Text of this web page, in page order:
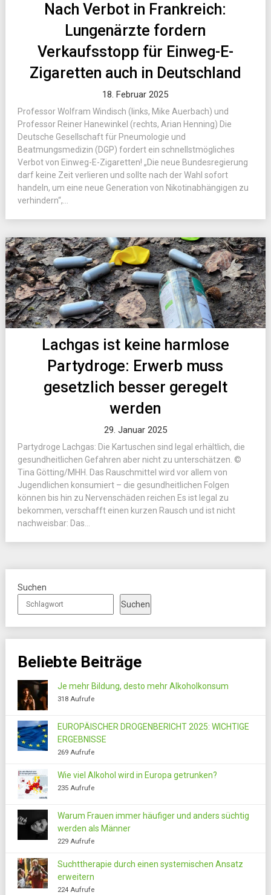
Nach Verbot in Frankreich:
Lungenärzte fordern
Verkaufsstopp für Einweg-E-
Zigaretten auch in Deutschland
18. Februar 2025
Professor Wolfram Windisch (links, Mike Auerbach) und
Professor Reiner Hanewinkel (rechts, Arian Henning) Die
Deutsche Gesellschaft für Pneumologie und
Beatmungsmedizin (DGP) fordert ein schnellstmögliches
Verbot von Einweg-E-Zigaretten! „Die neue Bundesregierung
darf keine Zeit verlieren und sollte nach der Wahl sofort
handeln, um eine neue Generation von Nikotinabhängigen zu
verhindern“,...
Lachgas ist keine harmlose
Partydroge: Erwerb muss
gesetzlich besser geregelt
werden
29. Januar 2025
Partydroge Lachgas: Die Kartuschen sind legal erhältlich, die
gesundheitlichen Gefahren aber nicht zu unterschätzen. ©
Tina Götting/MHH. Das Rauschmittel wird vor allem von
Jugendlichen konsumiert – die gesundheitlichen Folgen
können bis hin zu Nervenschäden reichen Es ist legal zu
bekommen, verschafft einen kurzen Rausch und ist nicht
nachweisbar: Das...
Suchen
Suchen
Beliebte Beiträge
Je mehr Bildung, desto mehr Alkoholkonsum
318 Aufrufe
EUROPÄISCHER DROGENBERICHT 2025: WICHTIGE
ERGEBNISSE
269 Aufrufe
Wie viel Alkohol wird in Europa getrunken?
235 Aufrufe
Warum Frauen immer häufiger und anders süchtig
werden als Männer
229 Aufrufe
Suchttherapie durch einen systemischen Ansatz
erweitern
224 Aufrufe